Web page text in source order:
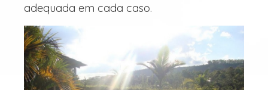
adequada em cada caso.